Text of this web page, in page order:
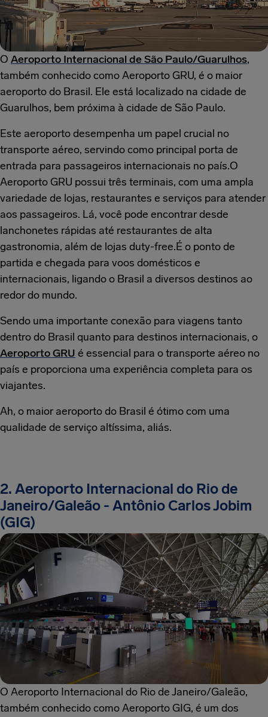
O Aeroporto Internacional de São Paulo/Guarulhos,
também conhecido como Aeroporto GRU, é o maior
aeroporto do Brasil. Ele está localizado na cidade de
Guarulhos, bem próxima à cidade de São Paulo.
Este aeroporto desempenha um papel crucial no
transporte aéreo, servindo como principal porta de
entrada para passageiros internacionais no país.O
Aeroporto GRU possui três terminais, com uma ampla
variedade de lojas, restaurantes e serviços para atender
aos passageiros. Lá, você pode encontrar desde
lanchonetes rápidas até restaurantes de alta
gastronomia, além de lojas duty-free.É o ponto de
partida e chegada para voos domésticos e
internacionais, ligando o Brasil a diversos destinos ao
redor do mundo.
Sendo uma importante conexão para viagens tanto
dentro do Brasil quanto para destinos internacionais, o
Aeroporto GRU é essencial para o transporte aéreo no
país e proporciona uma experiência completa para os
viajantes.
Ah, o maior aeroporto do Brasil é ótimo com uma
qualidade de serviço altíssima, aliás.
2. Aeroporto Internacional do Rio de
Janeiro/Galeão - Antônio Carlos Jobim
(GIG)
O Aeroporto Internacional do Rio de Janeiro/Galeão,
também conhecido como Aeroporto GIG, é um dos